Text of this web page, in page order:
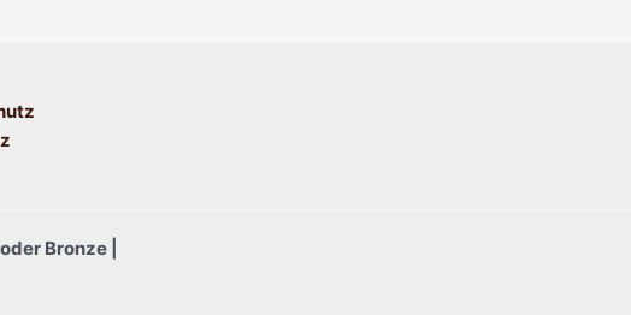
Bronze |